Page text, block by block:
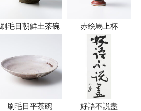
刷毛目朝鮮土茶碗 赤絵馬上杯
刷毛目平茶碗 好語不説盡